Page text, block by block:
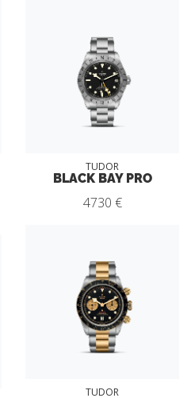
TUDOR
BLACK BAY PRO
4730 €
TUDOR